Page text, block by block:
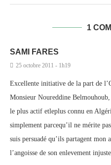
1
SAMI FARES
25 octobre 2011 - 1h19
Excellente initiative de la part de
Monsieur Noureddine
le plus actif etleplus connu en
simplement parcequ’il ne mérite
suis persuadé qu’ils partagent mon
l’angoisse de son enlevement